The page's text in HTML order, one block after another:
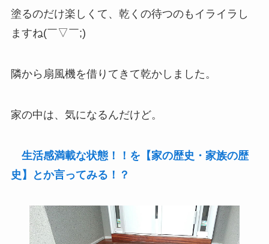
塗るのだけ楽しくて、乾くの待つのもイライラし
ますね(￣▽￣;)
隣から扇風機を借りてきて乾かしました。
家の中は、気になるんだけど。
生活感満載な状態！！を【家の歴史・家族の歴
史】とか言ってみる！？